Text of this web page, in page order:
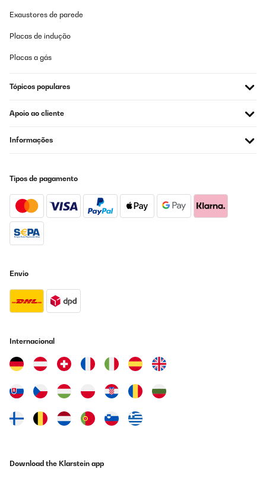
Exaustores de parede
Placas de indução
Placas a gás
Tópicos populares
Apoio ao cliente
Informações
Tipos de pagamento
Envio
Internacional
Download the Klarstein app